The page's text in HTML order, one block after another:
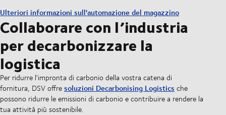
Ulteriori informazioni sull'automazione del magazzino
Collaborare con l’industria
per decarbonizzare la
logistica
Per ridurre l'impronta di carbonio della vostra catena di
fornitura, DSV offresoluzioni Decarbonising Logistics che
possono ridurre le emissioni di carbonio e contribuire a rendere la
tua attività più sostenibile.